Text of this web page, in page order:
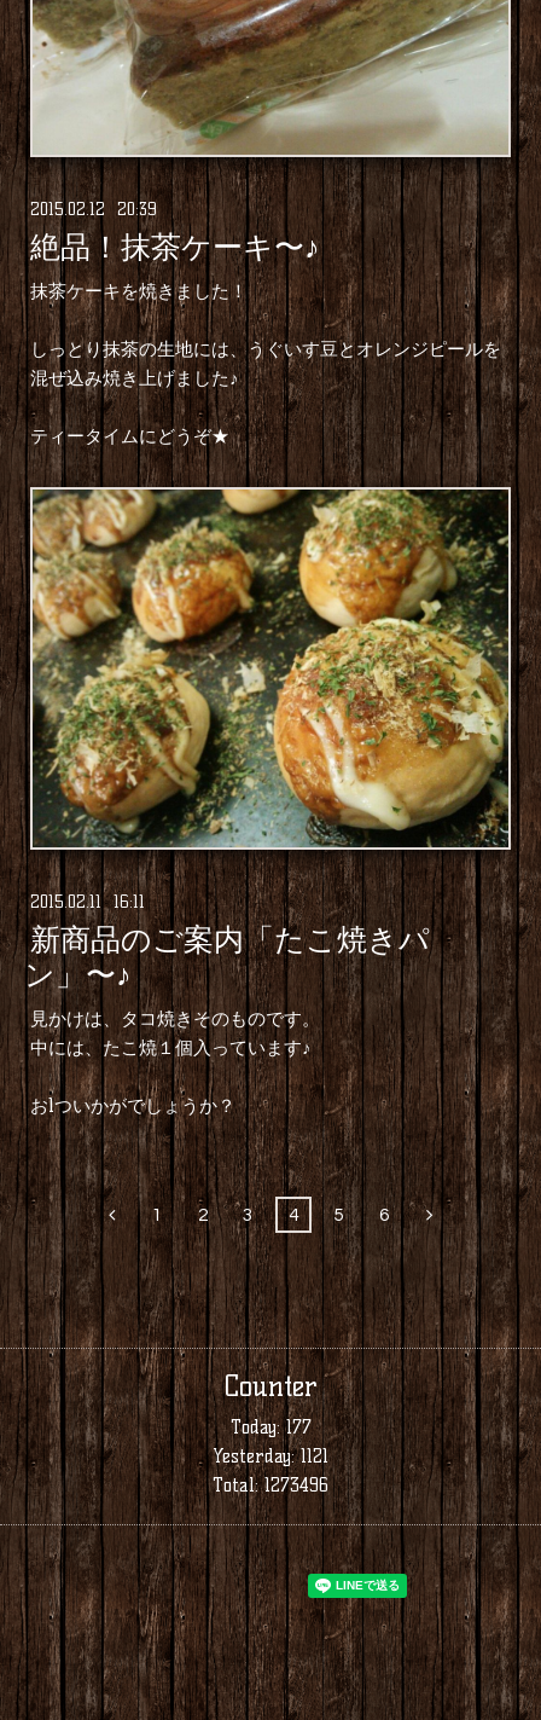
2015.02.12 20:39
絶品！抹茶ケーキ〜♪
抹茶ケーキを焼きました！
しっとり抹茶の生地には、うぐいす豆とオレンジピールを
混ぜ込み焼き上げました♪
ティータイムにどうぞ★
2015 02.11 16:11
新商品のご案内「たこ焼きパ
ン」〜♪
見かけは、タコ焼きそのものです。
中には、たこ焼１個入っています♪
お1ついかがでしょうか？
1 2 3 4 5 6
Counter
Today:177
Yesterday:1121
Total:1273496